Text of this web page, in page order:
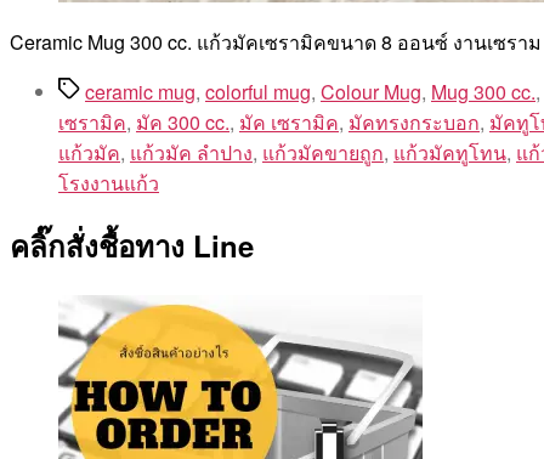
Ceramic Mug 300 cc. แก้วมัคเซรามิคขนาด 8 ออนซ์ งานเซรา
Tagsceramic mug, colorful mug, Colour Mug, Mug 300 cc.,
เซรามิค, มัค 300 cc., มัค เซรามิค, มัคทรงกระบอก, มัคทู
แก้วมัค, แก้วมัค ลำปาง, แก้วมัคขายถูก, แก้วมัคทูโทน, แ
โรงงานแก้ว
คลิ๊กสั่งชื้อทาง Line